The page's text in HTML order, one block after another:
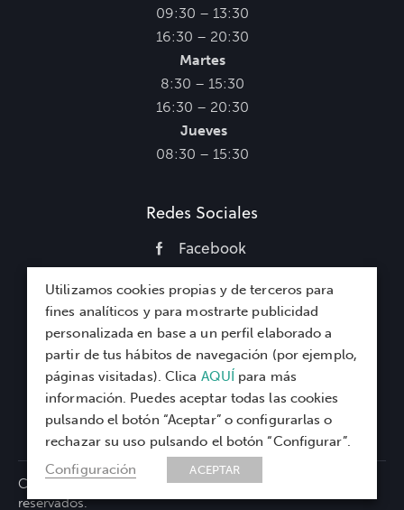
09:30 – 13:30
16:30 – 20:30
Martes
8:30 – 15:30
16:30 – 20:30
Jueves
08:30 – 15:30
Redes Sociales
Facebook
Instagram
WhatsApp
Menu
Clínica Agustín Espinosa © 2026. Todos los derechos
reservados.
Utilizamos cookies propias y de terceros para
fines analíticos y para mostrarte publicidad
personalizada en base a un perfil elaborado a
partir de tus hábitos de navegación (por ejemplo,
páginas visitadas). Clica AQUÍ para más
información. Puedes aceptar todas las cookies
pulsando el botón “Aceptar” o configurarlas o
rechazar su uso pulsando el botón “Configurar”.
Configuración
ACEPTAR